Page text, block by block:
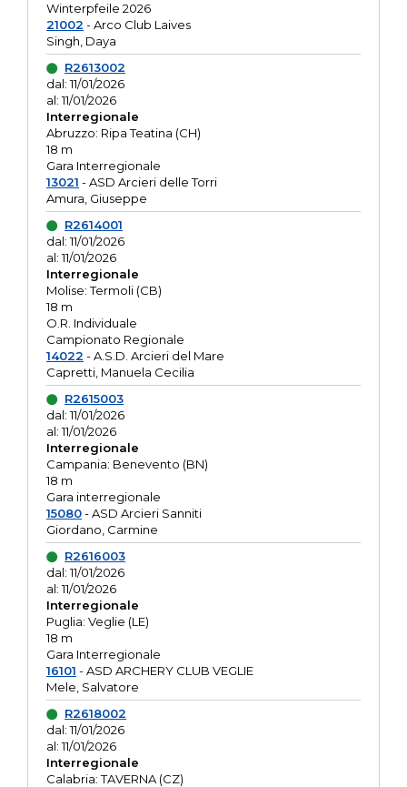
Winterpfeile 2026
21002 - Arco Club Laives
Singh, Daya
R2613002
dal: 11/01/2026
al: 11/01/2026
Interregionale
Abruzzo: Ripa Teatina (CH)
18 m
Gara Interregionale
13021 - ASD Arcieri delle Torri
Amura, Giuseppe
R2614001
dal: 11/01/2026
al: 11/01/2026
Interregionale
Molise: Termoli (CB)
18 m
O.R. Individuale
Campionato Regionale
14022 - A.S.D. Arcieri del Mare
Capretti, Manuela Cecilia
R2615003
dal: 11/01/2026
al: 11/01/2026
Interregionale
Campania: Benevento (BN)
18 m
Gara interregionale
15080- ASD Arcieri Sanniti
Giordano, Carmine
R2616003
dal: 11/01/2026
al: 11/01/2026
Interregionale
Puglia: Veglie (LE)
18 m
Gara Interregionale
16101 - ASD ARCHERY CLUB VEGLIE
Mele, Salvatore
R2618002
dal: 11/01/2026
al: 11/01/2026
Interregionale
Calabria: TAVERNA (CZ)